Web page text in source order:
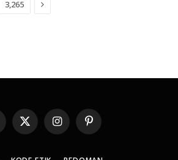
3,265 Next
X
(Twitter)
InstagramPinterest